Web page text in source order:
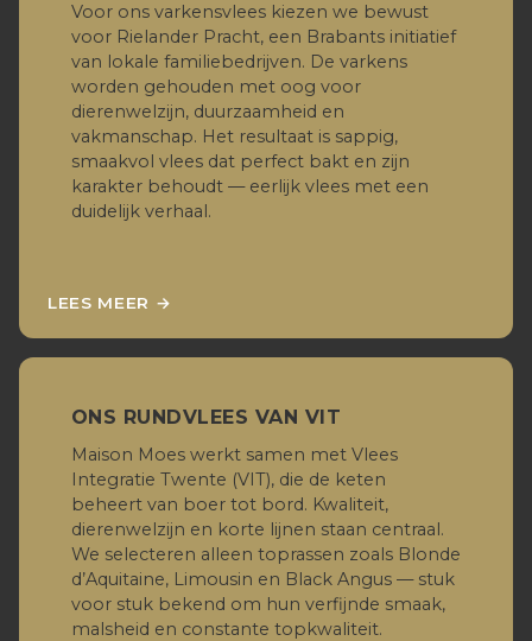
Voor ons varkensvlees kiezen we bewust
voor Rielander Pracht, een Brabants initiatief
van lokale familiebedrijven. De varkens
worden gehouden met oog voor
dierenwelzijn, duurzaamheid en
vakmanschap. Het resultaat is sappig,
smaakvol vlees dat perfect bakt en zijn
karakter behoudt — eerlijk vlees met een
duidelijk verhaal.
LEES MEER →
ONS RUNDVLEES VAN VIT
Maison Moes werkt samen met Vlees
Integratie Twente (VIT), die de keten
beheert van boer tot bord. Kwaliteit,
dierenwelzijn en korte lijnen staan centraal.
We selecteren alleen top­rassen zoals Blonde
d’Aquitaine, Limousin en Black Angus — stuk
voor stuk bekend om hun verfijnde smaak,
malsheid en constante topkwaliteit.